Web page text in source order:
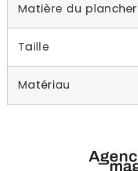
Matière du plancher
Taille
Matériau